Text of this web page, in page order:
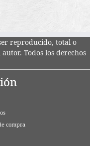
reproducido, total o
Todos los derechos
compra